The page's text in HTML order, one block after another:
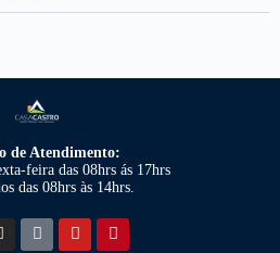
de Atendimento:
feira das 08hrs ás 17hrs
das 08hrs às 14hrs.